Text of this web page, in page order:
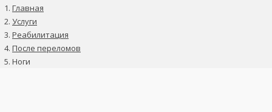
Главная
Услуги
Реабилитация
После переломов
Ноги